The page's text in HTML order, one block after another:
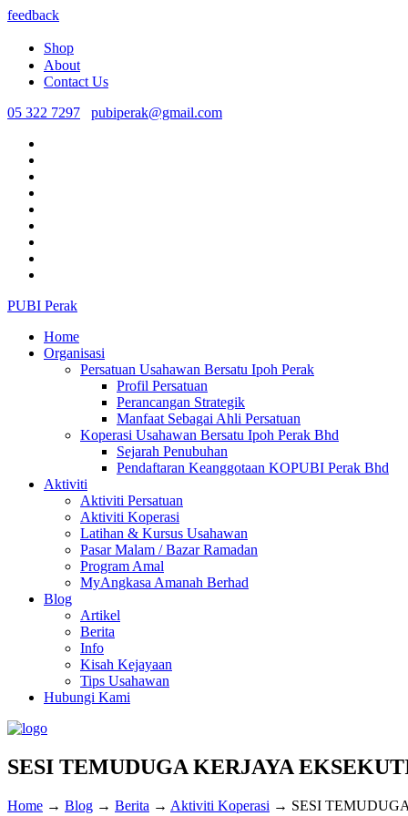
feedback
Shop
About
Contact Us
05 322 7297
pubiperak@gmail.com
PUBI Perak
Home
Organisasi
Persatuan Usahawan Bersatu Ipoh Perak
Profil Persatuan
Perancangan Strategik
Manfaat Sebagai Ahli Persatuan
Koperasi Usahawan Bersatu Ipoh Perak Bhd
Sejarah Penubuhan
Pendaftaran Keanggotaan KOPUBI Perak Bhd
Aktiviti
Aktiviti Persatuan
Aktiviti Koperasi
Latihan & Kursus Usahawan
Pasar Malam / Bazar Ramadan
Program Amal
MyAngkasa Amanah Berhad
Blog
Artikel
Berita
Info
Kisah Kejayaan
Tips Usahawan
Hubungi Kami
SESI TEMUDUGA KERJAYA
Home → Blog → Berita → Aktiviti Koperasi → SESI